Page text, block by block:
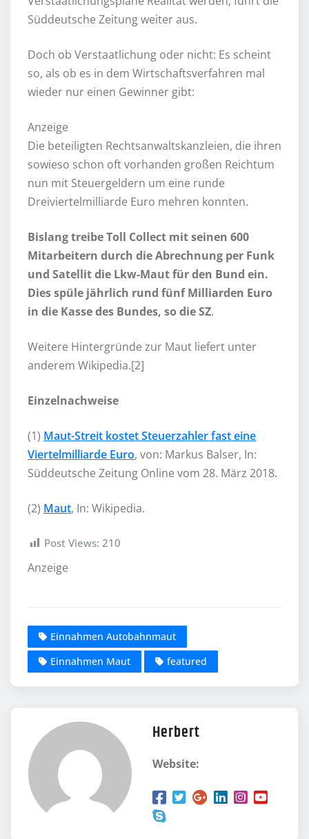
Süddeutsche Zeitung weiter aus.
Doch ob Verstaatlichung oder nicht: Es scheint
so, als ob es in dem Wirtschaftsverfahren mal
wieder nur einen Gewinner gibt:
Anzeige
Die beteiligten Rechtsanwaltskanzleien, die ihren
sowieso schon oft vorhanden großen Reichtum
nun mit Steuergeldern um eine runde
Dreiviertelmilliarde Euro mehren konnten.
Bislang treibe Toll Collect mit seinen 600
Mitarbeitern durch die Abrechnung per Funk
und Satellit die Lkw-Maut für den Bund ein.
Dies spüle jährlich rund fünf Milliarden Euro
in die Kasse des Bundes, so die SZ.
Weitere Hintergründe zur Maut liefert unter
anderem Wikipedia.[2]
Einzelnachweise
(1) Maut-Streit kostet Steuerzahler fast eine
Viertelmilliarde Euro, von: Markus Balser, In:
Süddeutsche Zeitung Online vom 28. März 2018.
(2) Maut, In: Wikipedia.
Post Views: 210
Anzeige
Einnahmen Autobahnmaut
Einnahmen Maut
featured
Herbert
Website: